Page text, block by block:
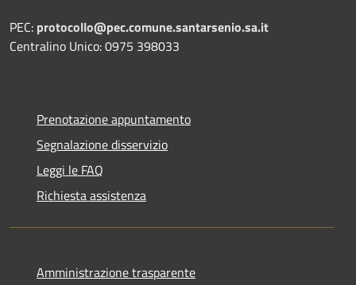
PEC: protocollo@pec.comune.santarsenio.sa.it
Centralino Unico: 0975 398033
Prenotazione appuntamento
Segnalazione disservizio
Leggi le FAQ
Richiesta assistenza
Amministrazione trasparente